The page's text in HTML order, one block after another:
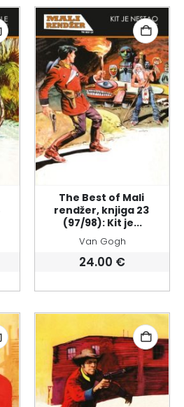
The Best of Mali
rendžer, knjiga 23
(97/98): Kit je...
Van Gogh
24.00 €